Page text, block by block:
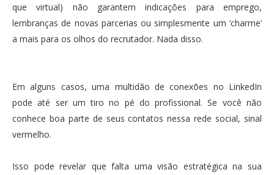
que virtual) não garantem indicações para emprego,
lembranças de novas parcerias ou simplesmente um ‘charme’
a mais para os olhos do recrutador. Nada disso.
Em alguns casos, uma multidão de conexões no LinkedIn
pode até ser um tiro no pé do profissional. Se você não
conhece boa parte de seus contatos nessa rede social, sinal
vermelho.
Isso pode revelar que falta uma visão estratégica na sua